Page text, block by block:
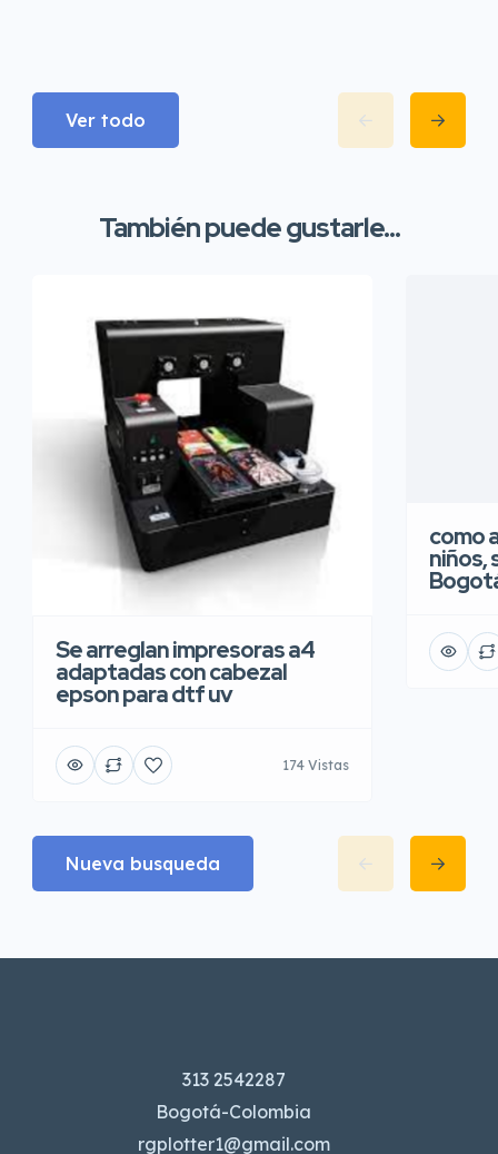
Ver todo
También puede gustarle...
Se arreglan impresoras a4
adaptadas con cabezal
epson para dtf uv
174 Vistas
como
niños,
Nueva busqueda
313 2542287
Bogotá-Colombia
rgplotter1@gmail.com